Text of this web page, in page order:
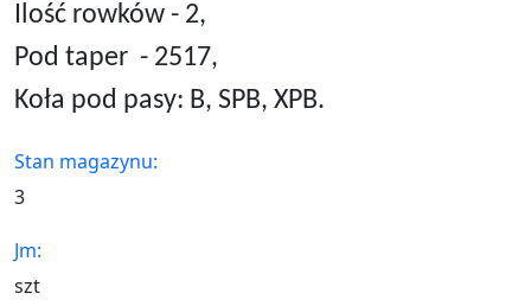
Ilość rowków - 2,
Pod taper - 2517,
Koła pod pasy: B, SPB, XPB.
Stan magazynu:
3
Jm:
szt